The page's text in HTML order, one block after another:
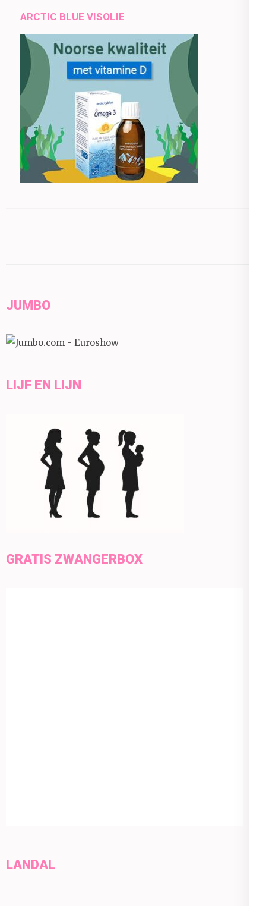
ARCTIC BLUE VISOLIE
JUMBO
LIJF EN LIJN
GRATIS ZWANGERBOX
LANDAL